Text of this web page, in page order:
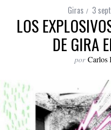
Giras 3
LOS
DE GIRA
por Carlos